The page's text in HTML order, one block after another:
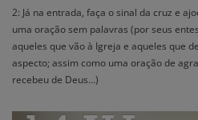
2: Já na entrada, faça o sinal da cruz e
uma oração sem palavras (por seus
aqueles que vão à Igreja e aqueles que
aspecto; assim como uma oração de
recebeu de Deus…)